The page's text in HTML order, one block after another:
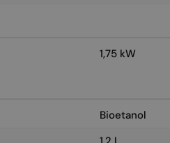
1,75 kW
Bioetanol